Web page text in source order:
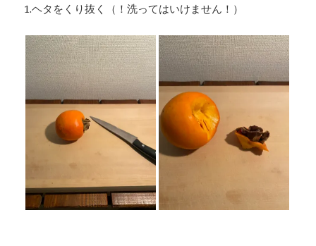
1.ヘタをくり抜く（！洗ってはいけません！）